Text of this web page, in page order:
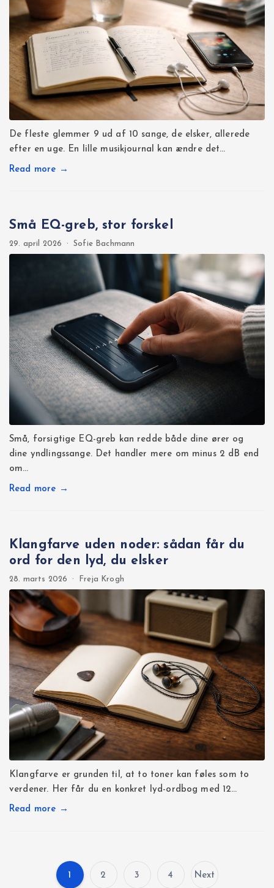
De fleste glemmer 9 ud af 10 sange, de elsker, allerede
efter en uge. En lille musikjournal kan ændre det…
Read more →
Små EQ-greb, stor forskel
29. april 2026 · Sofie Bachmann
Små, forsigtige EQ-greb kan redde både dine ører og
dine yndlingssange. Det handler mere om minus 2 dB end
om…
Read more →
Klangfarve uden noder: sådan får du
ord for den lyd, du elsker
28. marts 2026 · Freja Krogh
Klangfarve er grunden til, at to toner kan føles som to
verdener. Her får du en konkret lyd-ordbog med 12…
Read more →
1 2 3 4 Next